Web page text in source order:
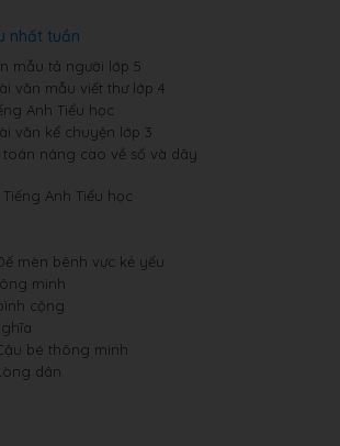
nhất tuần
mẫu tả người lớp 5
văn mẫu viết thư lớp 4
Anh Tiểu học
văn kể chuyện lớp 3
toán nâng cao về số và dãy
Anh Tiểu học
mèn bênh vực kẻ yếu
minh
cộng
bé thông minh
dân